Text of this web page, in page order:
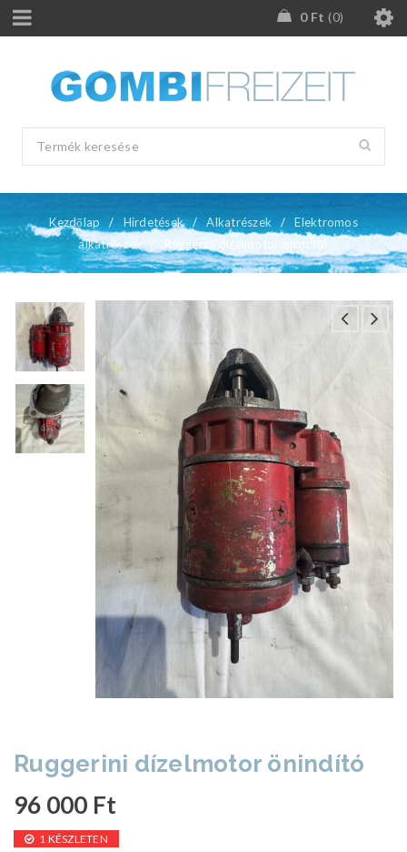
0 Ft 0
Kezdőlap / Hirdetések / Alkatrészek /
Elektromos
alkatrészek
/ Ruggerini dízelmotor önindító
Ruggerini dízelmotor önindító
96 000 Ft
1 KÉSZLETEN